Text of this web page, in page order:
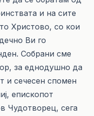
и на сите
Христово, со кои
Ви го
Собрани сме
за еднодушно да
и сечесен спомен
епископот
Чудотворец, сега